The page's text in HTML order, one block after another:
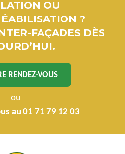
OU
?
FAÇADES DÈS
RENDEZ-VOUS
ou
au 01 71 79 12 03